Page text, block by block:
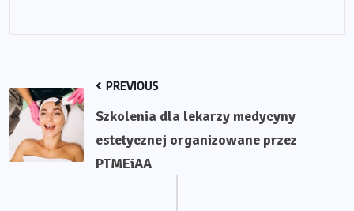
PREVIOUS
Szkolenia dla lekarzy medycyny
estetycznej organizowane przez
PTMEiAA